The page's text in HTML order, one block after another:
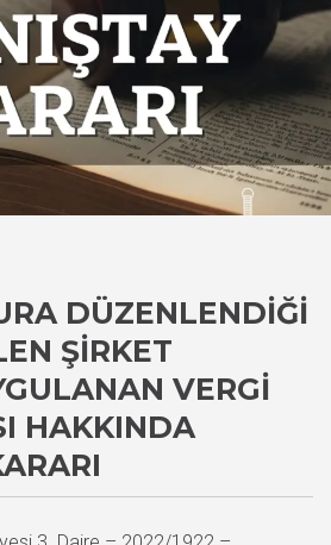
DÜZENLENDIĞI
ŞIRKET
VERGI
HAKKINDA